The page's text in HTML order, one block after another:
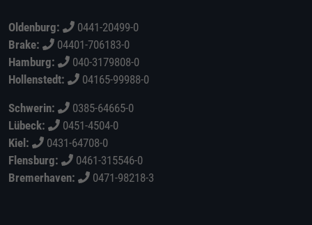
Oldenburg:
0441-20499-0
Brake:
04401-706183-0
Hamburg:
040-3179808-0
Hollenstedt:
04165-99988-0
Schwerin:
0385-64665-0
Lübeck:
0451-4504-0
Kiel:
0431-64708-0
Flensburg:
0461-315546-0
Bremerhaven:
0471-98218-3